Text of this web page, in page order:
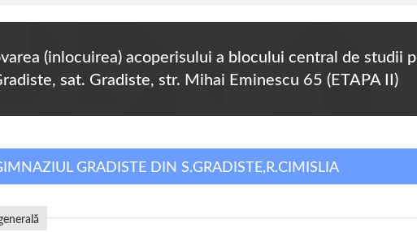
(inlocuirea) acoperisului a blocului central de
sat. Gradiste, str. Mihai Eminescu 65 (ETAPA II)
GRADISTE DIN S.GRADISTE,R.CIMISLIA